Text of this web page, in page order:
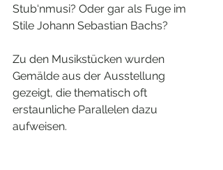
Stub‘nmusi? Oder gar als Fuge im
Stile Johann Sebastian Bachs?
Zu den Musikstücken wurden
Gemälde aus der Ausstellung
gezeigt, die thematisch oft
erstaunliche Parallelen dazu
aufweisen.